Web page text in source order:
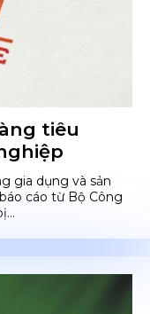
tiêu
gia dụng và sản
cáo từ Bộ Công